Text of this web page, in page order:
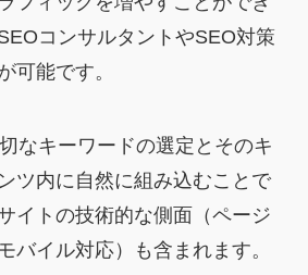
コンサルタントやSEO対策
可能です。
なキーワードの選定とそのキ
ツ内に自然に組み込むことで
イトの技術的な側面（ページ
バイル対応）も含まれます。